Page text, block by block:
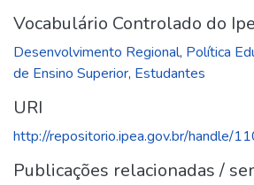
Vocabulário Controlado do
Desenvolvimento Regional, Política
de Ensino Superior, Estudantes
URI
http://repositorio.ipea.gov.br/handle/
Publicações relacionadas /